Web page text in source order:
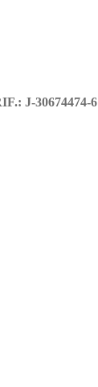
J-30674474-6